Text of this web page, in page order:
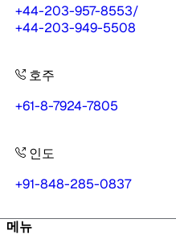
+44-203-957-8553/
+44-203-949-5508
호주
+61-8-7924-7805
인도
+91-848-285-0837
메뉴